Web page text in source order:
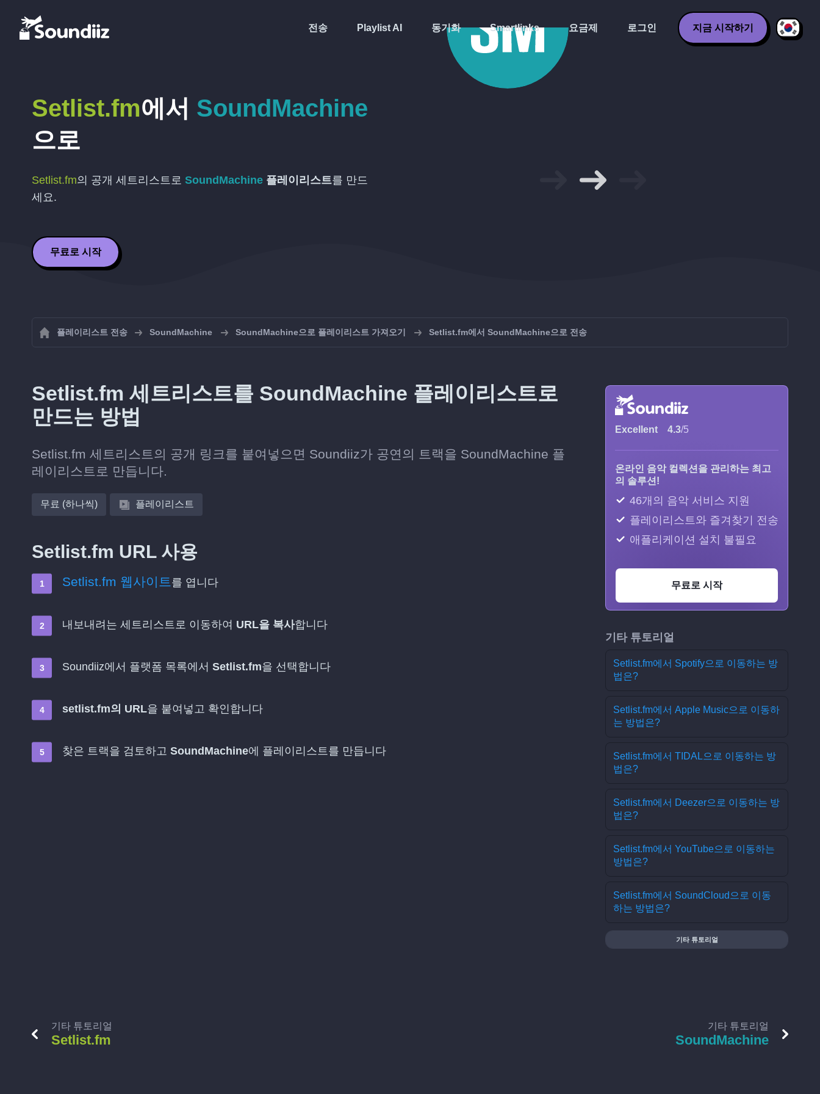
전송 Playlist AI 동기화 Smartlinks 요금제 로그인 지금 시작하기
Setlist.fm에서 SoundMachine
으로
Setlist.fm의 공개 세트리스트로 SoundMachine 플레이리스트를 만드
세요.
무료로 시작
플레이리스트 전송 SoundMachine SoundMachine으로 플레이리스트 가져오기 Setlist.fm에서 SoundMachine으로 전송
Setlist.fm 세트리스트를 SoundMachine 플레이리스트로
만드는 방법
Setlist.fm 세트리스트의 공개 링크를 붙여넣으면 Soundiiz가 공연의 트랙을 SoundMachine 플
레이리스트로 만듭니다.
무료 (하나씩) 플레이리스트
Setlist.fm URL 사용
Setlist.fm 웹사이트 를 엽니다
내보내려는 세트리스트로 이동하여 URL을 복사합니다
Soundiiz에서 플랫폼 목록에서 Setlist.fm을 선택합니다
setlist.fm의 URL을 붙여넣고 확인합니다
찾은 트랙을 검토하고 SoundMachine에 플레이리스트를 만듭니다
Excellent 4.3/5
온라인 음악 컬렉션을 관리하는 최고
의 솔루션!
46개의 음악 서비스 지원
플레이리스트와 즐겨찾기 전송
애플리케이션 설치 불필요
무료로 시작
기타 튜토리얼
Setlist.fm에서 Spotify으로 이동하는 방
법은?
Setlist.fm에서 Apple Music으로 이동하
는 방법은?
Setlist.fm에서 TIDAL으로 이동하는 방
법은?
Setlist.fm에서 Deezer으로 이동하는 방
법은?
Setlist.fm에서 YouTube으로 이동하는
방법은?
Setlist.fm에서 SoundCloud으로 이동
하는 방법은?
기타 튜토리얼
기타 튜토리얼
Setlist.fm
기타 튜토리얼
SoundMachine